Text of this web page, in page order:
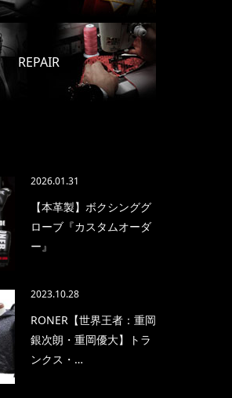
REPAIR
2026.01.31
【本革製】ボクシンググ
ローブ『カスタムオーダ
ー』
2023.10.28
RONER【世界王者：重岡
銀次朗・重岡優大】トラ
ンクス・…